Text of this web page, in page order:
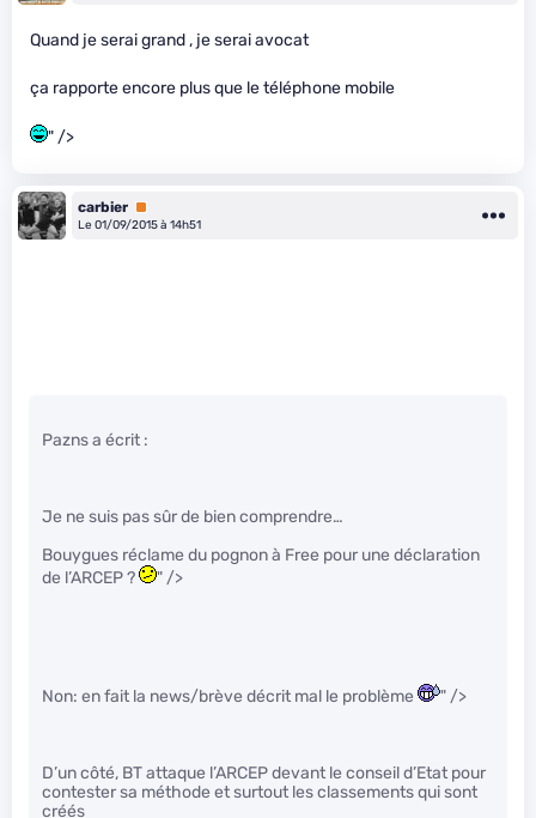
Quand je serai grand , je serai avocat
ça rapporte encore plus que le téléphone mobile
" />
carbier Premium
Le 01/09/2015 à 14h51
Pazns a écrit :
Je ne suis pas sûr de bien comprendre…
Bouygues réclame du pognon à Free pour une déclaration
de l’ARCEP ?
" />
Non: en fait la news/brève décrit mal le problème " />
D’un côté, BT attaque l’ARCEP devant le conseil d’Etat pour
contester sa méthode et surtout les classements qui sont
créés